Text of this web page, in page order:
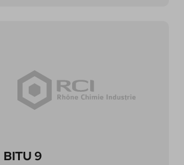
En savoir plus
BITU 9